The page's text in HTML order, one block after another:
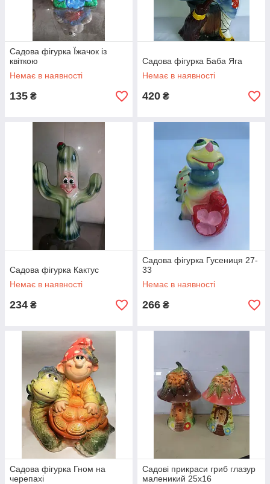
Садова фігурка Їжачок із
квіткою
Немає в наявності
135 ₴
Садова фігурка Баба Яга
Немає в наявності
420 ₴
Садова фігурка Кактус
Немає в наявності
234 ₴
Садова фігурка Гусениця 27-
33
Немає в наявності
266 ₴
Садова фігурка Гном на
черепахі
Садові прикраси гриб глазур
маленикий 25х16